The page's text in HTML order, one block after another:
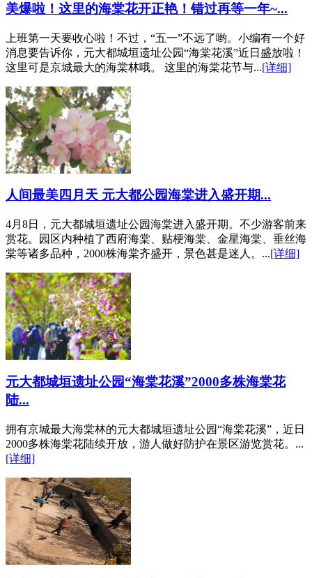
美爆啦！这里的海棠花开正艳！错过再等一年~...
上班第一天要收心啦！不过，“五一”不远了哟。小编有一个好
消息要告诉你，元大都城垣遗址公园“海棠花溪”近日盛放啦！
这里可是京城最大的海棠林哦。 这里的海棠花节与...[详细]
人间最美四月天 元大都公园海棠进入盛开期...
4月8日，元大都城垣遗址公园海棠进入盛开期。不少游客前来
赏花。园区内种植了西府海棠、贴梗海棠、金星海棠、垂丝海
棠等诸多品种，2000株海棠齐盛开，景色甚是迷人。...[详细]
元大都城垣遗址公园“海棠花溪”2000多株海棠花
陆...
拥有京城最大海棠林的元大都城垣遗址公园“海棠花溪”，近日
2000多株海棠花陆续开放，游人做好防护在景区游览赏花。...
[详细]